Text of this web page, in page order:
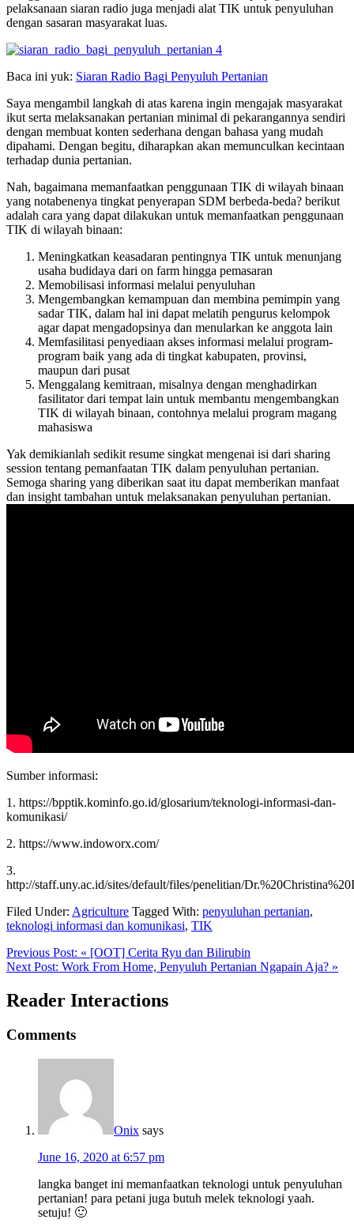
pelaksanaan siaran radio juga menjadi alat TIK untuk penyuluhan
dengan sasaran masyarakat luas.
Baca ini yuk: Siaran Radio Bagi Penyuluh Pertanian
Saya mengambil langkah di atas karena ingin mengajak masyarakat
ikut serta melaksanakan pertanian minimal di pekarangannya sendiri
dengan membuat konten sederhana dengan bahasa yang mudah
dipahami. Dengan begitu, diharapkan akan memunculkan kecintaan
terhadap dunia pertanian.
Nah, bagaimana memanfaatkan penggunaan TIK di wilayah binaan
yang notabenenya tingkat penyerapan SDM berbeda-beda? berikut
adalah cara yang dapat dilakukan untuk memanfaatkan penggunaan
TIK di wilayah binaan:
Meningkatkan keasadaran pentingnya TIK untuk menunjang
usaha budidaya dari on farm hingga pemasaran
Memobilisasi informasi melalui penyuluhan
Mengembangkan kemampuan dan membina pemimpin yang
sadar TIK, dalam hal ini dapat melatih pengurus kelompok
agar dapat mengadopsinya dan menularkan ke anggota lain
Memfasilitasi penyediaan akses informasi melalui program-
program baik yang ada di tingkat kabupaten, provinsi,
maupun dari pusat
Menggalang kemitraan, misalnya dengan menghadirkan
fasilitator dari tempat lain untuk membantu mengembangkan
TIK di wilayah binaan, contohnya melalui program magang
mahasiswa
Yak demikianlah sedikit resume singkat mengenai isi dari sharing
session tentang pemanfaatan TIK dalam penyuluhan pertanian.
Semoga sharing yang diberikan saat itu dapat memberikan manfaat
dan insight tambahan untuk melaksanakan penyuluhan pertanian.
Sumber informasi:
1. https://bpptik.kominfo.go.id/glosarium/teknologi-informasi-dan-
komunikasi/
2. https://www.indoworx.com/
3.
http://staff.uny.ac.id/sites/default/files/penelitian/
Filed Under: Agriculture Tagged With: penyuluhan pertanian,
teknologi informasi dan komunikasi, TIK
Previous Post: « [OOT] Cerita Ryu dan Bilirubin
Next Post: Work From Home, Penyuluh Pertanian Ngapain Aja? »
Reader Interactions
Comments
Onix says
June 16, 2020 at 6:57 pm
langka banget ini memanfaatkan teknologi untuk penyuluhan
pertanian! para petani juga butuh melek teknologi yaah.
setuju! 🙂